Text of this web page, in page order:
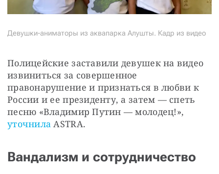
Девушки-аниматоры из аквапарка Алушты. Кадр из видео
Полицейские заставили девушек на видео
извиниться за совершенное
правонарушение и признаться в любви к
России и ее президенту, а затем — спеть
уточнила ASTRA.
Вандализм и сотрудничество